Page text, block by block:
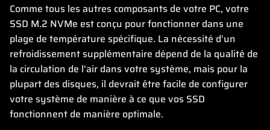
Comme tous les autres composants de votre PC, votre
SSD M.2 NVMe est conçu pour fonctionner dans une
plage de température spécifique. La nécessité d'un
refroidissement supplémentaire dépend de la qualité de
la circulation de l'air dans votre système, mais pour la
plupart des disques, il devrait être facile de configurer
votre système de manière à ce que vos SSD
fonctionnent de manière optimale.